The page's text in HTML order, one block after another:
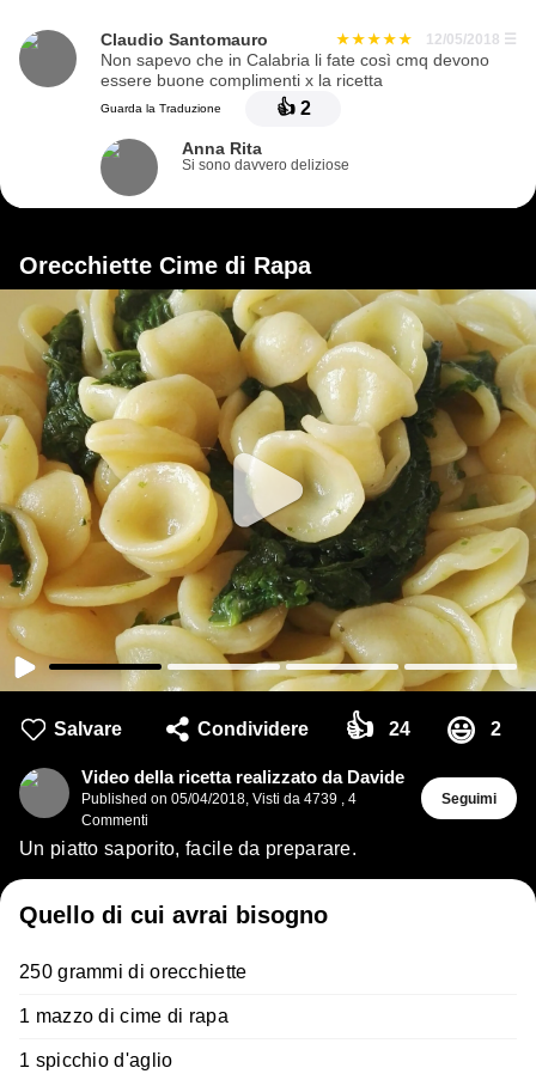
Claudio Santomauro 12/05/2018 ☰
Non sapevo che in Calabria li fate così cmq devono
essere buone complimenti x la ricetta
Guarda la Traduzione 👍 2
Anna Rita
Si sono davvero deliziose
Orecchiette Cime di Rapa
Salvare Condividere 👍 24 😃 2
Video della ricetta realizzato da Davide
Published on 05/04/2018, Visti da 4739 , 4
Commenti
Seguimi
Un piatto saporito, facile da preparare.
Quello di cui avrai bisogno
250 grammi di orecchiette
1 mazzo di cime di rapa
1 spicchio d'aglio